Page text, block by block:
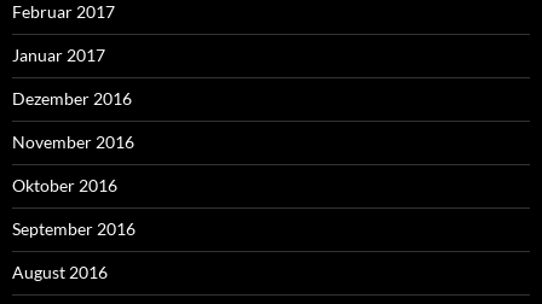
Februar 2017
Januar 2017
Dezember 2016
November 2016
Oktober 2016
September 2016
August 2016